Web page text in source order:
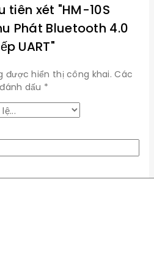
tiên xét "HM-10S
Phát Bluetooth 4.0
UART"
được hiển thị công khai. Các
dấu *